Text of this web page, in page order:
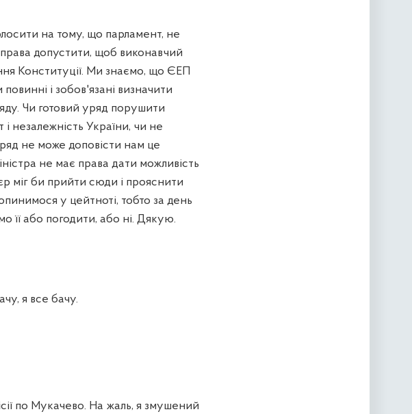
на тому, що парламент, не
допустити, щоб виконавчий
Конституції. Ми знаємо, що ЄЕП
і зобов'язані визначити
Чи готовий уряд порушити
незалежність України, чи не
не може доповісти нам це
не має права дати можливість
міг би прийти сюди і прояснити
у цейтноті, тобто за день
її або погодити, або ні. Дякую.
я все бачу.
по Мукачево. На жаль, я змушений